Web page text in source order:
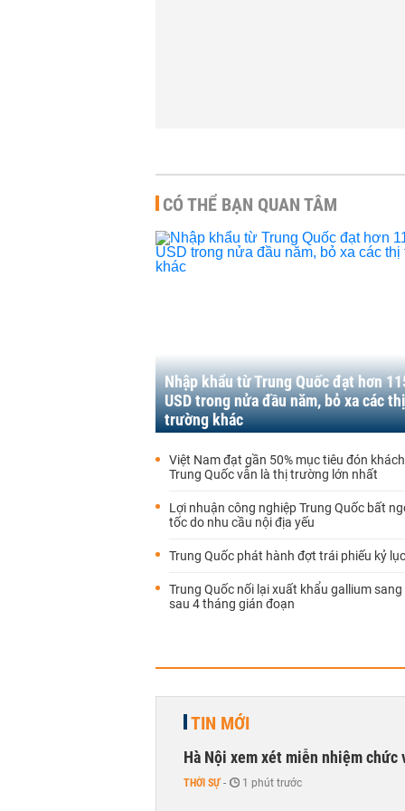
CÓ THỂ BẠN QUAN TÂM
Nhập khẩu từ Trung Quốc đạt hơn
USD trong nửa đầu năm, bỏ xa các thị
trường khác
Việt Nam đạt gần 50% mục tiêu đón
Trung Quốc vẫn là thị trường lớn nhất
Lợi nhuận công nghiệp Trung Quốc bất
tốc do nhu cầu nội địa yếu
Trung Quốc phát hành đợt trái phiếu kỷ
Trung Quốc nối lại xuất khẩu gallium
sau 4 tháng gián đoạn
TIN MỚI
Hà Nội xem xét miễn nhiệm chức
THỜI SỰ - 1 phút trước